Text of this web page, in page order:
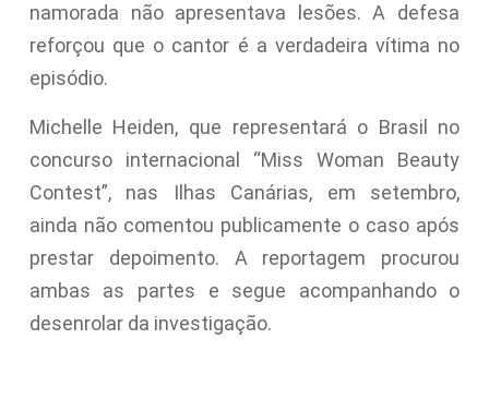
namorada não apresentava lesões. A defesa
reforçou que o cantor é a verdadeira vítima no
episódio.
Michelle Heiden, que representará o Brasil no
concurso internacional “Miss Woman Beauty
Contest”, nas Ilhas Canárias, em setembro,
ainda não comentou publicamente o caso após
prestar depoimento. A reportagem procurou
ambas as partes e segue acompanhando o
desenrolar da investigação.